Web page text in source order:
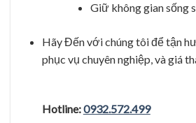
Giữ không gian sống
Hãy Đến với chúng tôi để tận
phục vụ chuyên nghiệp, và giá
Hotline:0932.572.499